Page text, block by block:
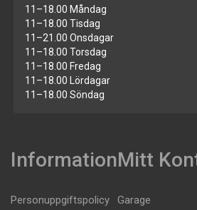
11–18.00 Måndag
11–18.00 Tisdag
11–21.00 Onsdagar
11–18.00 Torsdag
11–18.00 Fredag
11–18.00 Lördagar
11–18.00 Söndag
Information
Personuppgiftspolicy
Mitt
Garage